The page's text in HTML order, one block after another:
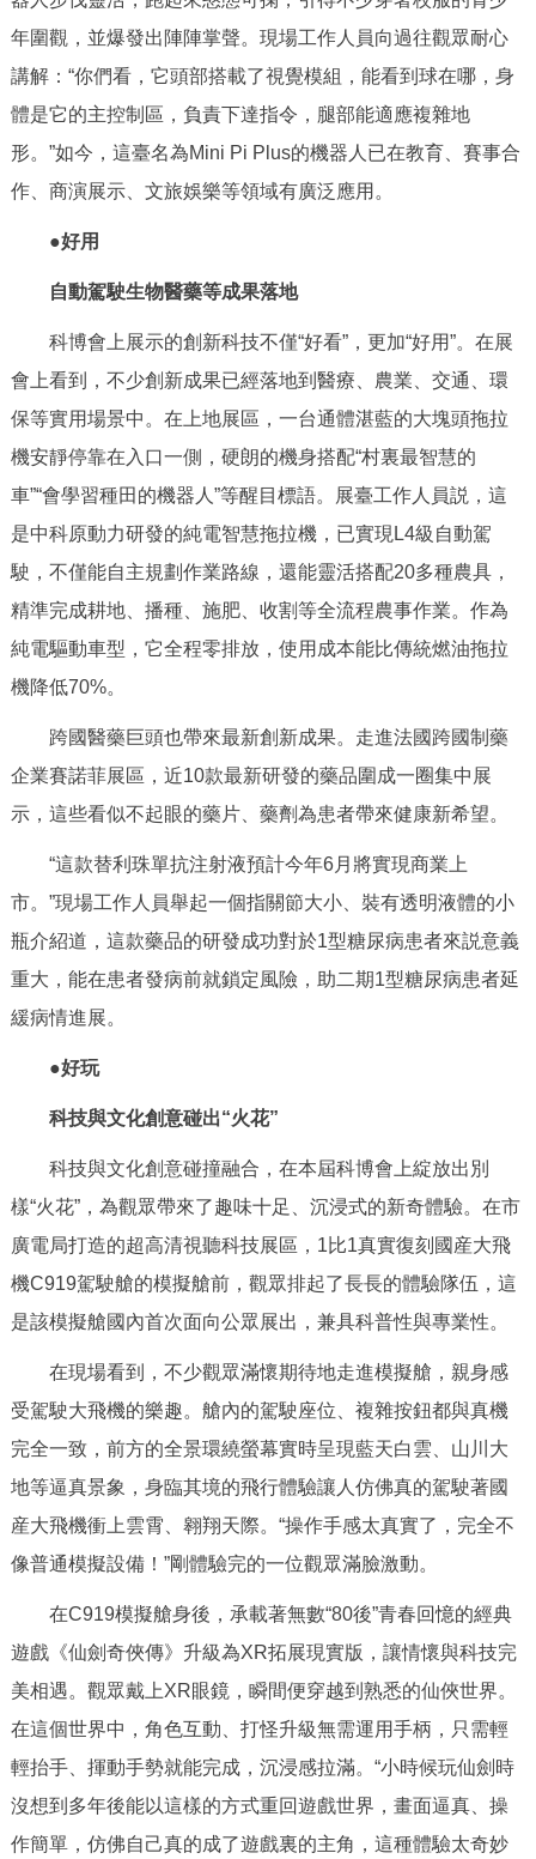
年圍觀，並爆發出陣陣掌聲。現場工作人員向過往觀眾耐心
講解：“你們看，它頭部搭載了視覺模組，能看到球在哪，身
體是它的主控制區，負責下達指令，腿部能適應複雜地
形。”如今，這臺名為Mini Pi Plus的機器人已在教育、賽事合
作、商演展示、文旅娛樂等領域有廣泛應用。
●好用
自動駕駛生物醫藥等成果落地
科博會上展示的創新科技不僅“好看”，更加“好用”。在展
會上看到，不少創新成果已經落地到醫療、農業、交通、環
保等實用場景中。在上地展區，一台通體湛藍的大塊頭拖拉
機安靜停靠在入口一側，硬朗的機身搭配“村裏最智慧的
車”“會學習種田的機器人”等醒目標語。展臺工作人員説，這
是中科原動力研發的純電智慧拖拉機，已實現L4級自動駕
駛，不僅能自主規劃作業路線，還能靈活搭配20多種農具，
精準完成耕地、播種、施肥、收割等全流程農事作業。作為
純電驅動車型，它全程零排放，使用成本能比傳統燃油拖拉
機降低70%。
跨國醫藥巨頭也帶來最新創新成果。走進法國跨國制藥
企業賽諾菲展區，近10款最新研發的藥品圍成一圈集中展
示，這些看似不起眼的藥片、藥劑為患者帶來健康新希望。
“這款替利珠單抗注射液預計今年6月將實現商業上
市。”現場工作人員舉起一個指關節大小、裝有透明液體的小
瓶介紹道，這款藥品的研發成功對於1型糖尿病患者來説意義
重大，能在患者發病前就鎖定風險，助二期1型糖尿病患者延
緩病情進展。
●好玩
科技與文化創意碰出“火花”
科技與文化創意碰撞融合，在本屆科博會上綻放出別
樣“火花”，為觀眾帶來了趣味十足、沉浸式的新奇體驗。在市
廣電局打造的超高清視聽科技展區，1比1真實復刻國産大飛
機C919駕駛艙的模擬艙前，觀眾排起了長長的體驗隊伍，這
是該模擬艙國內首次面向公眾展出，兼具科普性與專業性。
在現場看到，不少觀眾滿懷期待地走進模擬艙，親身感
受駕駛大飛機的樂趣。艙內的駕駛座位、複雜按鈕都與真機
完全一致，前方的全景環繞螢幕實時呈現藍天白雲、山川大
地等逼真景象，身臨其境的飛行體驗讓人仿佛真的駕駛著國
産大飛機衝上雲霄、翱翔天際。“操作手感太真實了，完全不
像普通模擬設備！”剛體驗完的一位觀眾滿臉激動。
在C919模擬艙身後，承載著無數“80後”青春回憶的經典
遊戲《仙劍奇俠傳》升級為XR拓展現實版，讓情懷與科技完
美相遇。觀眾戴上XR眼鏡，瞬間便穿越到熟悉的仙俠世界。
在這個世界中，角色互動、打怪升級無需運用手柄，只需輕
輕抬手、揮動手勢就能完成，沉浸感拉滿。“小時候玩仙劍時
沒想到多年後能以這樣的方式重回遊戲世界，畫面逼真、操
作簡單，仿佛自己真的成了遊戲裏的主角，這種體驗太奇妙